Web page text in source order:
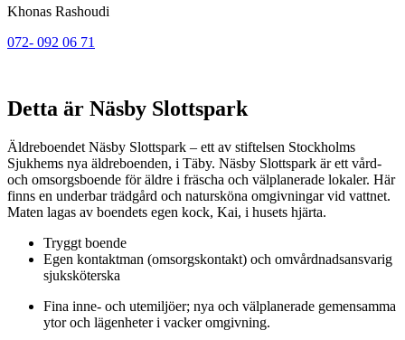
Khonas Rashoudi
072- 092 06 71
Detta är Näsby Slottspark
Äldreboendet Näsby Slottspark – ett av stiftelsen Stockholms
Sjukhems nya äldreboenden, i Täby. Näsby Slottspark är ett vård-
och omsorgsboende för äldre i fräscha och välplanerade lokaler. Här
finns en underbar trädgård och natursköna omgivningar vid vattnet.
Maten lagas av boendets egen kock, Kai, i husets hjärta.
Tryggt boende
Egen kontaktman (omsorgskontakt) och omvårdnadsansvarig
sjuksköterska
Fina inne- och utemiljöer; nya och välplanerade gemensamma
ytor och lägenheter i vacker omgivning.